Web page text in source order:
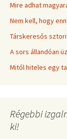
Mire adhat
Nem kell, hogy
Társkeresős
A sors állandóan
Mitől hiteles egy
Régebbi
ki!